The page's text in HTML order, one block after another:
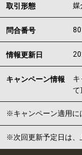
取引形態 媒
問合番号
情報更新日
キャンペーン情報
て
※キャンペーン適用に
※次回更新予定日は、